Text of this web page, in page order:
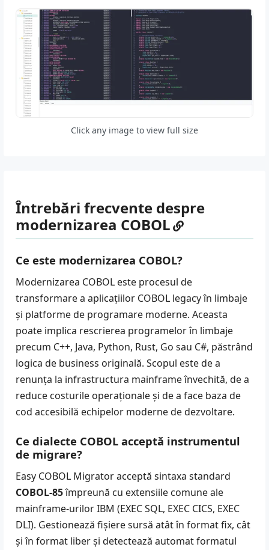
Click any image to view full size
Întrebări frecvente despre
modernizarea COBOL
Ce este modernizarea COBOL?
Modernizarea COBOL este procesul de
transformare a aplicațiilor COBOL legacy în limbaje
și platforme de programare moderne. Aceasta
poate implica rescrierea programelor în limbaje
precum C++, Java, Python, Rust, Go sau C#, păstrând
logica de business originală. Scopul este de a
renunța la infrastructura mainframe învechită, de a
reduce costurile operaționale și de a face baza de
cod accesibilă echipelor moderne de dezvoltare.
Ce dialecte COBOL acceptă instrumentul
de migrare?
Easy COBOL Migrator acceptă sintaxa standard
COBOL-85împreună cu extensiile comune ale
mainframe-urilor IBM (EXEC SQL, EXEC CICS, EXEC
DLI). Gestionează fișiere sursă atât în format fix, cât
și în format liber și detectează automat formatul